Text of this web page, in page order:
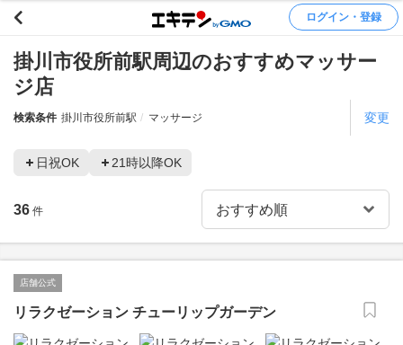
ログイン・登録
掛川市役所前駅周辺のおすすめマッサー
ジ店
検索条件 掛川市役所前駅 マッサージ 変更
日祝OK 21時以降OK
36 件
店舗公式
リラクゼーション チューリップガーデン